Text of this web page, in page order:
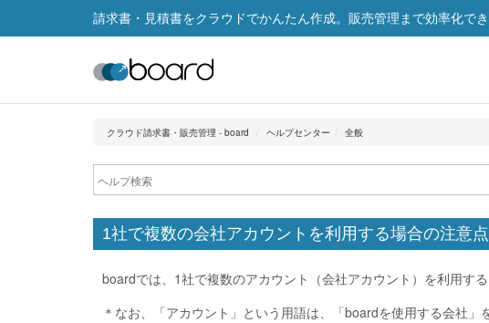
請求書・見積書をクラウドでかんたん作成。販売管理まで効率化でき
クラウド請求書・販売管理 - board ヘルプセンター 全般
1社で複数の会社アカウントを利用する場合の注意
boardでは、1社で複数のアカウント（会社アカウント）を利用す
＊なお、「アカウント」という用語は、「boardを使用する会社